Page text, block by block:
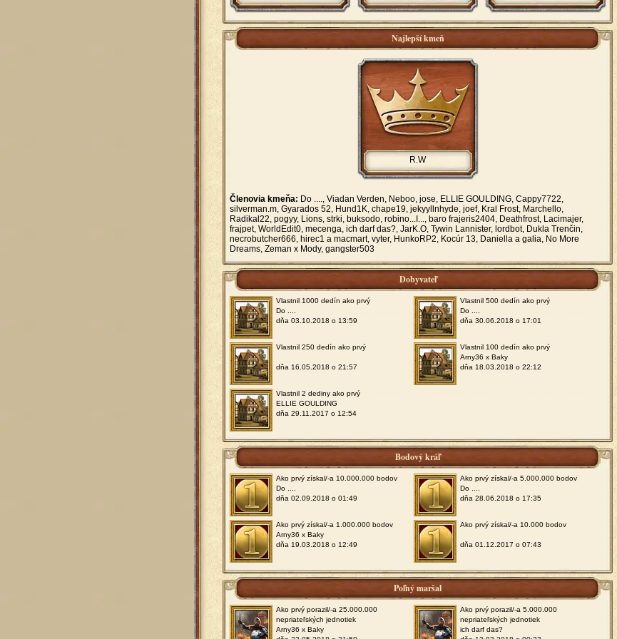
Najlepší kmeň
R.W
Členovia kmeňa: Do ...., Viadan Verden, Neboo, jose, ELLIE GOULDING, Cappy7722,
silverman.m, Gyarados 52, Hund1K, chape19, jekyyllnhyde, joef, Kral Frost, Marchello,
Radikal22, pogyy, Lions, strki, buksodo, robino...I..., baro frajeris2404, Deathfrost, Lacimajer,
frajpet, WorldEdit0, mecenga, ich darf das?, JarK.O, Tywin Lannister, lordbot, Dukla Trenčin,
necrobutcher666, hirec1 a macmart, vyter, HunkoRP2, Kocúr 13, Daniella a galia, No More
Dreams, Zeman x Mody, gangster503
Dobyvateľ
Vlastnil 1000 dedín ako prvý
Do ....
dňa 03.10.2018 o 13:59
Vlastnil 500 dedín ako prvý
Do ....
dňa 30.06.2018 o 17:01
Vlastnil 250 dedín ako prvý
dňa 16.05.2018 o 21:57
Vlastnil 100 dedín ako prvý
Arny36 x Baky
dňa 18.03.2018 o 22:12
Vlastnil 2 dediny ako prvý
ELLIE GOULDING
dňa 29.11.2017 o 12:54
Bodový kráľ
Ako prvý získal/-a 10.000.000 bodov
Do ....
dňa 02.09.2018 o 01:49
Ako prvý získal/-a 5.000.000 bodov
Do ....
dňa 28.06.2018 o 17:35
Ako prvý získal/-a 1.000.000 bodov
Arny36 x Baky
dňa 19.03.2018 o 12:49
Ako prvý získal/-a 10.000 bodov
dňa 01.12.2017 o 07:43
Poľný maršal
Ako prvý porazil/-a 25.000.000
nepriateľských jednotiek
Arny36 x Baky
Ako prvý porazil/-a 5.000.000
nepriateľských jednotiek
ich darf das?